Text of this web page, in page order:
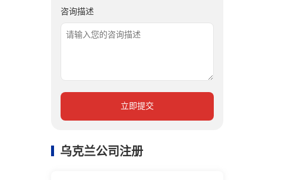
咨询描述
立即提交
乌克兰公司注册